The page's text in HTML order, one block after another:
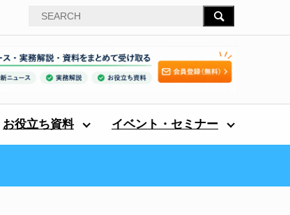
お役立ち資料 イベント・セミナー